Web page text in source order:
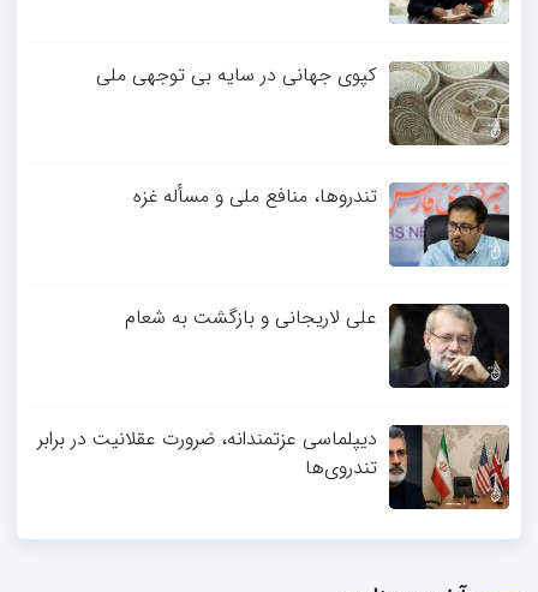
کپوی جهانی در سایه بی توجهی ملی
تندروها، منافع ملی و مسأله غزه
علی لاریجانی و بازگشت به شعام
دیپلماسی عزتمندانه، ضرورت عقلانیت در برابر
تندروی‌ها